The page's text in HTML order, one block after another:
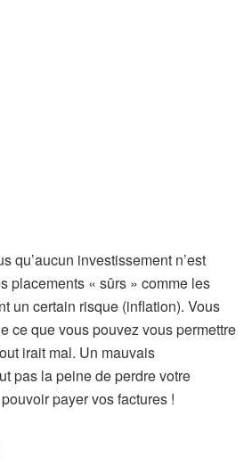
qu’aucun investissement n’est
placements « sûrs » comme les
un certain risque (inflation). Vous
ce que vous pouvez vous permettre
irait mal. Un mauvais
pas la peine de perdre votre
payer vos factures !